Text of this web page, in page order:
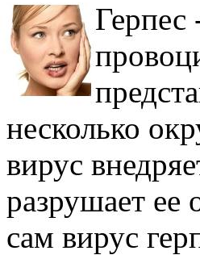
Герпес
несколько
вирус
разрушает ее
сам вирус